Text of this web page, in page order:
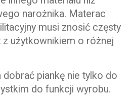
narożnika. Materac
musi znosić częsty
z użytkownikiem o różnej
dobrać piankę nie tylko do
do funkcji wyrobu.